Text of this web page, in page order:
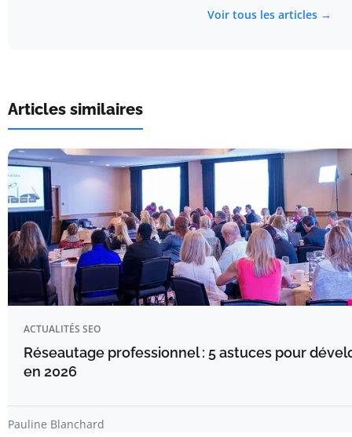
Voir tous les articles →
Articles similaires
ACTUALITÉS SEO
Réseautage professionnel : 5 astuces pour
en 2026
Pauline Blanchard